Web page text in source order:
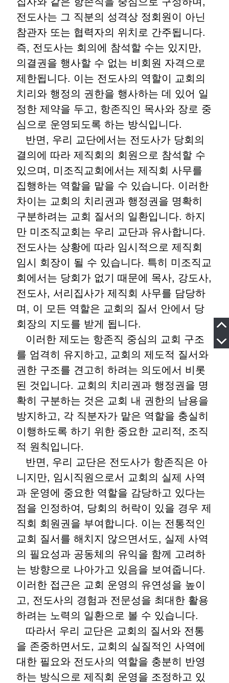
전도사는 그 직분의 성격상 정회원이 아닌
참관자 또는 협력자의 위치로 간주됩니다.
즉, 전도사는 회의에 참석할 수는 있지만,
의결권을 행사할 수 없는 비회원 자격으로
제한됩니다. 이는 전도사의 역할이 교회의
치리와 행정의 권한을 행사하는 데 있어 일
정한 제약을 두고, 항존직인 목사와 장로 중
심으로 운영되도록 하는 방식입니다.
반면, 우리 교단에서는 전도사가 당회의
결의에 따라 제직회의 회원으로 참석할 수
있으며, 미조직교회에서는 제직회 사무를
집행하는 역할을 맡을 수 있습니다. 이러한
차이는 교회의 치리권과 행정권을 명확히
구분하려는 교회 질서의 일환입니다. 하지
만 미조직교회는 우리 교단과 유사합니다.
전도사는 상황에 따라 임시적으로 제직회
임시 회장이 될 수 있습니다. 특히 미조직교
회에서는 당회가 없기 때문에 목사, 강도사,
전도사, 서리집사가 제직회 사무를 담당하
며, 이 모든 역할은 교회의 질서 안에서 당
회장의 지도를 받게 됩니다.
이러한 제도는 항존직 중심의 교회 구조
를 엄격히 유지하고, 교회의 제도적 질서와
권한 구조를 견고히 하려는 의도에서 비롯
된 것입니다. 교회의 치리권과 행정권을 명
확히 구분하는 것은 교회 내 권한의 남용을
방지하고, 각 직분자가 맡은 역할을 충실히
이행하도록 하기 위한 중요한 교리적, 조직
적 원칙입니다.
반면, 우리 교단은 전도사가 항존직은 아
니지만, 임시직원으로서 교회의 실제 사역
과 운영에 중요한 역할을 감당하고 있다는
점을 인정하여, 당회의 허락이 있을 경우 제
직회 회원권을 부여합니다. 이는 전통적인
교회 질서를 해치지 않으면서도, 실제 사역
의 필요성과 공동체의 유익을 함께 고려하
는 방향으로 나아가고 있음을 보여줍니다.
이러한 접근은 교회 운영의 유연성을 높이
고, 전도사의 경험과 전문성을 최대한 활용
하려는 노력의 일환으로 볼 수 있습니다.
따라서 우리 교단은 교회의 질서와 전통
을 존중하면서도, 교회의 실질적인 사역에
대한 필요와 전도사의 역할을 충분히 반영
하는 방식으로 제직회 운영을 조정하고 있